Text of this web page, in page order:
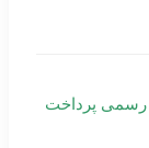
رسمی پرداخت